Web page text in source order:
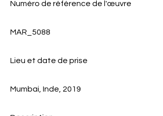
Numéro de référence de l'œuvre
MAR_5088
Lieu et date de prise
Mumbai, Inde, 2019